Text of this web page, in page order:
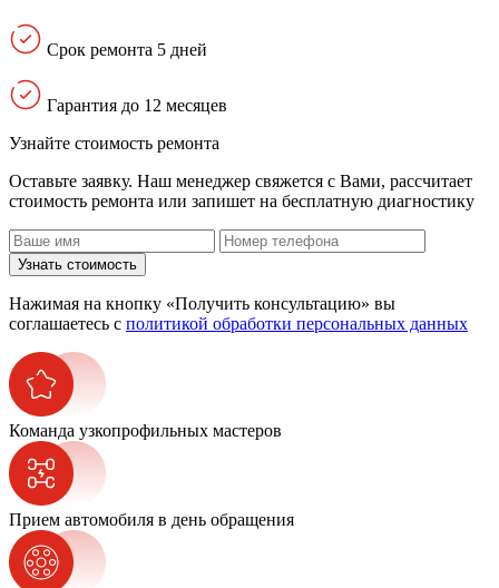
Срок ремонта 5 дней
Гарантия до 12 месяцев
Узнайте стоимость ремонта
Оставьте заявку. Наш менеджер свяжется с Вами, расcчитает
стоимость ремонта или запишет на бесплатную диагностику
Узнать стоимость
Нажимая на кнопку «Получить консультацию» вы
соглашаетесь с политикой обработки персональных данных
Команда узкопрофильных мастеров
Прием автомобиля в день обращения